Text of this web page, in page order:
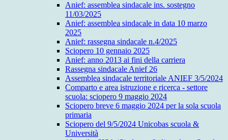
Anief: assemblea sindacale ins. sostegno
11/03/2025
Anief: assemblea sindacale in data 10 marzo
2025
Anief: rassegna sindacale n.4/2025
Sciopero 10 gennaio 2025
Anief: anno 2013 ai fini della carriera
Rassegna sindacale Anief 26
Assemblea sindacale territoriale ANIEF 3/5/2024
Comparto e area istruzione e ricerca - settore
scuola: sciopero 9 maggio 2024
Sciopero breve 6 maggio 2024 per la sola scuola
primaria
Sciopero del 9/5/2024 Unicobas scuola &
Università